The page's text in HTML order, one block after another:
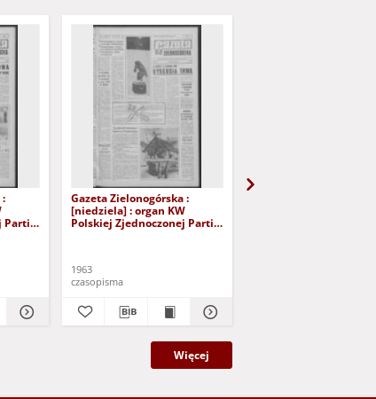
Partii
Gazeta Zielonogórska :
[niedziela] : organ KW
Polskiej Zjednoczonej Partii
1963
czasopisma
Więcej